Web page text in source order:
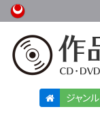
ジャンル